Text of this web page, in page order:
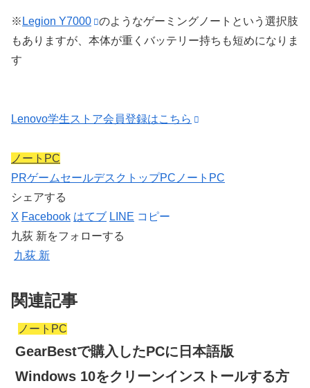
※ Legion Y7000
のようなゲーミングノートという選択肢
もありますが、本体が重くバッテリー持ちも短めになりま
す
Lenovo学生ストア会員登録はこちら
ノートPC
PRゲームセールデスクトップPC ノートPC
シェアする
X Facebook はてブ LINE コピー
九荻 新をフォローする
九荻 新
関連記事
ノートPC
GearBestで購入したPCに日本語版
Windows 10をクリーンインストールする方